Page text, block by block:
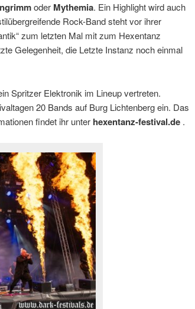
oder Mythemia. Ein Highlight wird auch
Rock-Band steht vor ihrer
zum letzten Mal mit zum Hexentanz
Gelegenheit, die Letzte Instanz noch einmal
Spritzer Elektronik im Lineup vertreten.
20 Bands auf Burg Lichtenberg ein. Das
findet ihr unter hexentanz-festival.de .